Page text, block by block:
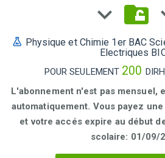
Physique et Chimie 1er BAC
Electriques
POUR SEULEMENT 200
L'abonnement n'est pas mensuel,
automatiquement. Vous payez
et votre accés expire au début
scolaire: 01/09/